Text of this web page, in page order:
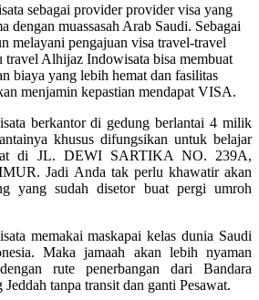
sebagai provider provider visa yang
dengan muassasah Arab Saudi. Sebagai
melayani pengajuan visa travel-travel
travel Alhijaz Indowisata bisa membuat
biaya yang lebih hemat dan fasilitas
menjamin kepastian mendapat VISA.
berkantor di gedung berlantai 4 milik
khusus difungsikan untuk belajar
di JL. DEWI SARTIKA NO. 239A,
Jadi Anda tak perlu khawatir akan
yang sudah disetor buat pergi umroh
memakai maskapai kelas dunia Saudi
Maka jamaah akan lebih nyaman
rute penerbangan dari Bandara
tanpa transit dan ganti Pesawat.